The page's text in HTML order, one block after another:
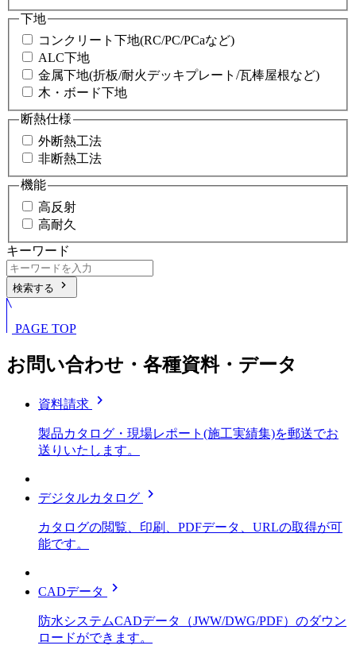
下地
コンクリート下地(RC/PC/PCaなど)
ALC下地
金属下地(折板/耐火デッキプレート/瓦棒屋根など)
木・ボード下地
断熱仕様
外断熱工法
非断熱工法
機能
高反射
高耐久
キーワード
検索する chevron_right
PAGE TOP
お問い合わせ・各種資料・データ
資料請求 chevron_right
製品カタログ・現場レポート(施工実績集)を郵送でお
送りいたします。
デジタルカタログ chevron_right
カタログの閲覧、印刷、PDFデータ、URLの取得が可
能です。
CADデータ chevron_right
防水システムCADデータ（JWW/DWG/PDF）のダウン
ロードができます。